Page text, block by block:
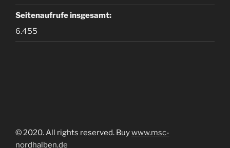
Seitenaufrufe insgesamt:
6.455
© 2020. All rights reserved. Buywww.msc-
nordhalben.de